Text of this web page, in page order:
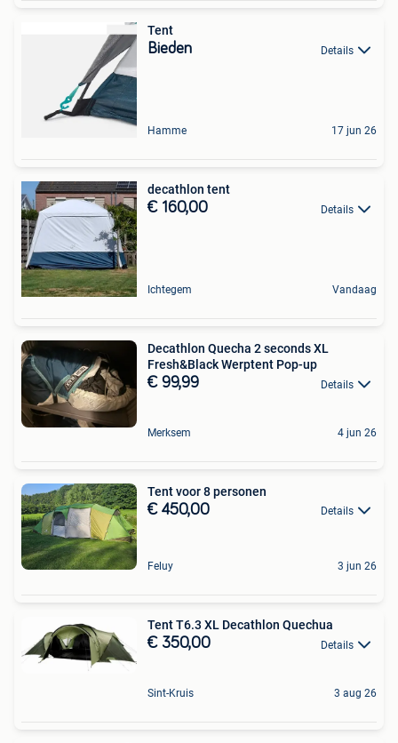
Tent
Bieden Details
Hamme 17 jun 26
decathlon tent
€ 160,00 Details
Ichtegem Vandaag
Decathlon Quecha 2 seconds XL
Fresh&Black Werptent Pop-up
€ 99,99 Details
Merksem 4 jun 26
Tent voor 8 personen
€ 450,00 Details
Feluy 3 jun 26
Tent T6.3 XL Decathlon Quechua
€ 350,00 Details
Sint-Kruis 3 aug 26